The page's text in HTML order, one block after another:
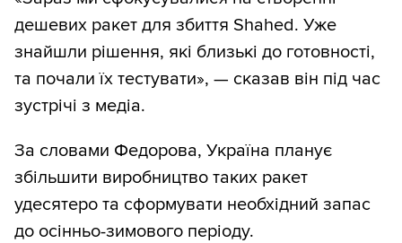
дешевих ракет для збиття Shahed. Уже
знайшли рішення, які близькі до готовності,
та почали їх тестувати», — сказав він під час
зустрічі з медіа.
За словами Федорова, Україна планує
збільшити виробництво таких ракет
удесятеро та сформувати необхідний запас
до осінньо-зимового періоду.